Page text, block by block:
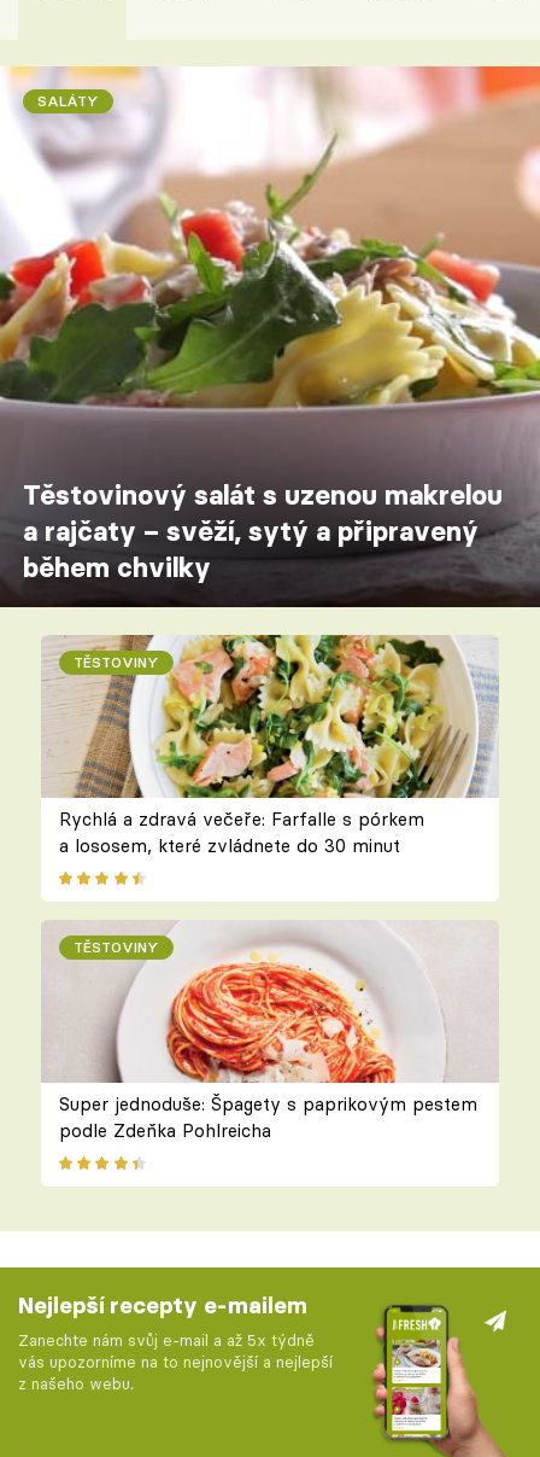
SALÁTY
Těstovinový salát s uzenou makrelou
a rajčaty – svěží, sytý a připravený
během chvilky
TĚSTOVINY
Rychlá a zdravá večeře: Farfalle s pórkem
a lososem, které zvládnete do 30 minut
TĚSTOVINY
Super jednoduše: Špagety s paprikovým pestem
podle Zdeňka Pohlreicha
Nejlepší recepty e-mailem
Zanechte nám svůj e-mail a až 5x týdně
vás upozorníme na to nejnovější a nejlepší
z našeho webu.